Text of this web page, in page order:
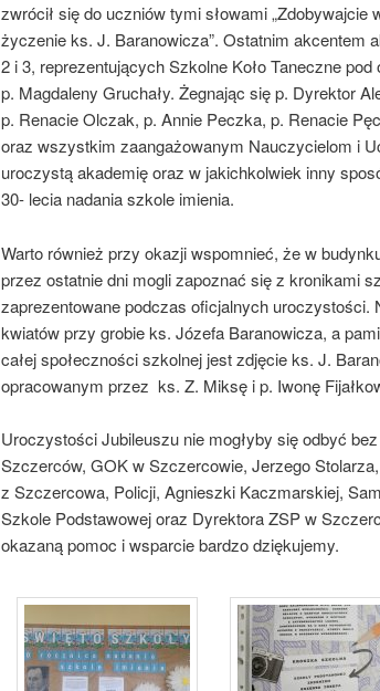
zwrócił się do uczniów tymi słowami „Zdobywajcie
życzenie ks. J. Baranowicza”. Ostatnim akcentem
2 i 3, reprezentujących Szkolne Koło Taneczne pod
p. Magdaleny Gruchały. Żegnając się p. Dyrektor
p. Renacie Olczak, p. Annie Peczka, p. Renacie
oraz wszystkim zaangażowanym Nauczycielom i
uroczystą akademię oraz w jakichkolwiek inny
30- lecia nadania szkole imienia.
Warto również przy okazji wspomnieć, że w
przez ostatnie dni mogli zapoznać się z kronikami
zaprezentowane podczas oficjalnych uroczystości.
kwiatów przy grobie ks. Józefa Baranowicza, a
całej społeczności szkolnej jest zdjęcie ks. J.
opracowanym przez ks. Z. Miksę i p. Iwonę
Uroczystości Jubileuszu nie mogłyby się odbyć
Szczerców, GOK w Szczercowie, Jerzego
z Szczercowa, Policji, Agnieszki Kaczmarskiej,
Szkole Podstawowej oraz Dyrektora ZSP w
okazaną pomoc i wsparcie bardzo dziękujemy.